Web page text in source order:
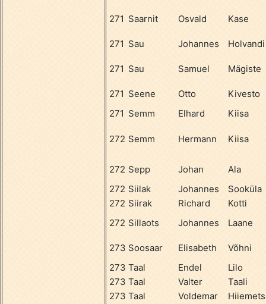
271 Saarnit Osvald Kase
271 Sau Johannes Holvandi
271 Sau Samuel Mägiste
271 Seene Otto
Kivesto
271 Semm Elhard Kiisa
272 Semm Hermann Kiisa
272 Sepp Johan
Ala
272 Siilak Johannes
Sooküla
272 Siirak Richard
Kotti
272 Sillaots Johannes Laane
273 Soosaar Elisabeth
Võhni
273 Taal Endel
Lilo
273 Taal Valter
Taali
273 Taal Voldemar